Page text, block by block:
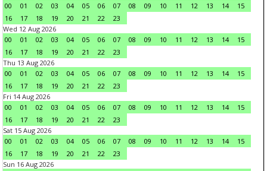
00
01 02 03 04 05 06 07 08 09 10 11 12 13 14
15
16
17 18 19 20 21 22
23
Wed 12 Aug 2026
00
01 02 03 04 05 06 07 08 09 10 11 12 13 14
15
16
17 18 19 20 21 22
23
Thu 13 Aug 2026
00
01 02 03 04 05 06 07 08 09 10 11 12 13 14
15
16
17 18 19 20 21 22
23
Fri 14 Aug 2026
00
01 02 03 04 05 06 07 08 09 10 11 12 13 14
15
16
17 18 19 20 21 22
23
Sat 15 Aug 2026
00
01 02 03 04 05 06 07 08 09 10 11 12 13 14
15
16
17 18 19 20 21 22
23
Sun 16 Aug 2026